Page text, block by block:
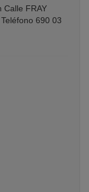
Calle FRAY
690 03